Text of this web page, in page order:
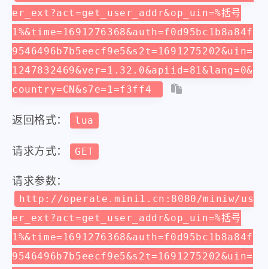
er_ext?act=get_user_addr&op_uin=%括号
1%&time=1691276368&auth=f0d95bc1b8a84f
9546496b7b5eecf9e5&s2t=1691275202&uin=
1247832469&ver=1.32.0&apiid=81&lang=0&
country=CN&s7e=1=f3ff4
返回格式： lua
请求方式： GET
请求参数：
http://operate.mini1.cn:8080/miniw/us
er_ext?act=get_user_addr&op_uin=%括号
1%&time=1691276368&auth=f0d95bc1b8a84f
9546496b7b5eecf9e5&s2t=1691275202&uin=